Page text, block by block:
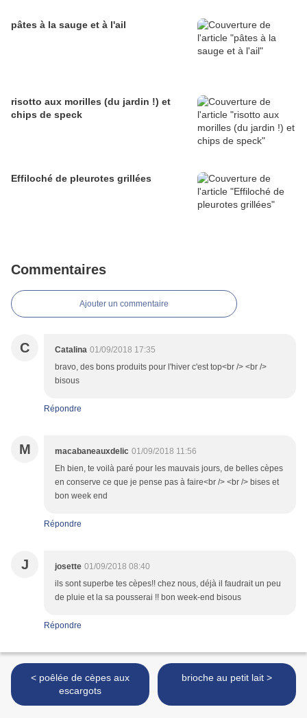
pâtes à la sauge et à l'ail
risotto aux morilles (du jardin !) et
chips de speck
Effiloché de pleurotes grillées
Commentaires
Ajouter un commentaire
C Catalina 01/09/2018 17:35
bravo, des bons produits pour l'hiver c'est top<br /> <br />
bisous
Répondre
M macabaneauxdelic 01/09/2018 11:56
Eh bien, te voilà paré pour les mauvais jours, de belles cèpes
en conserve ce que je pense pas à faire<br /> <br /> bises et
bon week end
Répondre
J josette 01/09/2018 08:40
ils sont superbe tes cèpes!! chez nous, déjà il faudrait un peu
de pluie et la sa pousserai !! bon week-end bisous
Répondre
< poêlée de cèpes aux
escargots
brioche au petit lait >